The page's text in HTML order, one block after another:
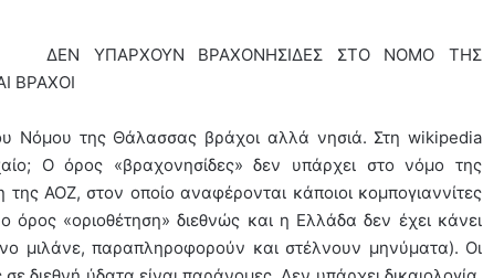
ΔΕΝ ΥΠΑΡΧΟΥΝ ΒΡΑΧΟΝΗΣΙΔΕΣ ΣΤΟ ΝΟΜΟ ΤΗΣ
ΒΡΑΧΟΙ
Νόμου της Θάλασσας βράχοι αλλά νησιά. Στη wikipedia
Ο όρος «βραχονησίδες» δεν υπάρχει στο νόμο της
ΑΟΖ, στον οποίο αναφέρονται κάποιοι κομπογιαννίτες
«οριοθέτηση» διεθνώς και η Ελλάδα δεν έχει κάνει
μιλάνε, παραπληροφορούν και στέλνουν μηνύματα). Οι